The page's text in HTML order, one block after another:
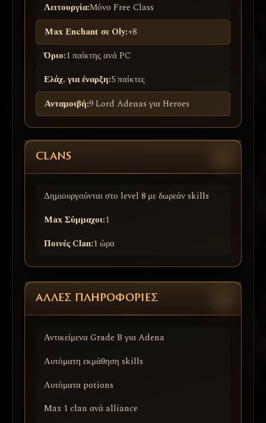
Λειτουργία:Μόνο Free Class
Max Enchant σε Oly:+8
Όριο:1 παίκτης ανά PC
Ελάχ. για έναρξη:5 παίκτες
Ανταμοιβή:9 Lord Adenas για Heroes
CLANS
Δημιουργούνται στο level 8 με δωρεάν skills
Max Σύμμαχοι:1
Ποινές Clan:1 ώρα
ΆΛΛΕΣ ΠΛΗΡΟΦΟΡΊΕΣ
Αντικείμενα Grade B για Adena
Αυτόματη εκμάθηση skills
Αυτόματα potions
Max 1 clan ανά alliance